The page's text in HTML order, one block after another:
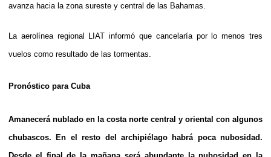
avanza hacia la zona sureste y central de las Bahamas.
La aerolínea regional LIAT informó que cancelaría por lo menos tres
vuelos como resultado de las tormentas.
Pronóstico para Cuba
Amanecerá nublado en la costa norte central y oriental con algunos
chubascos. En el resto del archipiélago habrá poca nubosidad.